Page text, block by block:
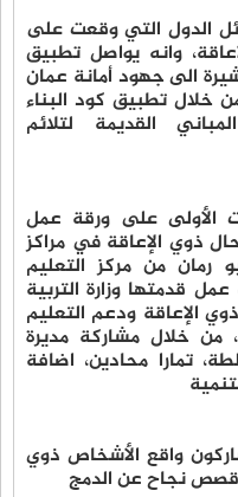
الدول التي وقعت على
وانه يواصل تطبيق
الى جهود أمانة عمان
خلال تطبيق كود البناء
القديمة لتلائم
الأولى على ورقة عمل
ذوي الإعاقة في مراكز
رمان من مركز التعليم
قدمتها وزارة التربية
الإعاقة ودعم التعليم
من خلال مشاركة مديرة
تمارا محادين، اضافة
واقع الأشخاص ذوي
قصص نجاح عن الدمج